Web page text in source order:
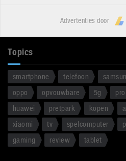
Advertenties door
Topics
smartphone telefoon
oppo
opvouwbare 5g pro
huawei
pretpark kopen
xiaomi
tv spelcomputer
gaming
review tablet